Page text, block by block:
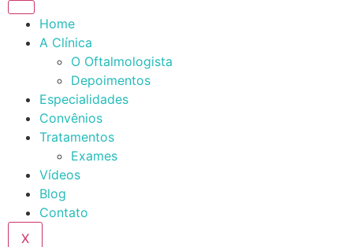
Home
A Clínica
O Oftalmologista
Depoimentos
Especialidades
Convênios
Tratamentos
Exames
Vídeos
Blog
Contato
X